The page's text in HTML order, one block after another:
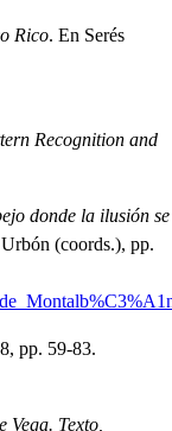
Rico. En Serés
Recognition and
donde la ilusión se
(coords.), pp.
pp. 59-83.
Vega. Texto,